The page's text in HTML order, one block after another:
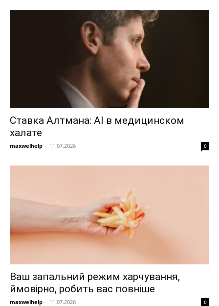
Ставка Алтмана: AI в медицинском
халате
maxwelhelp - 11.07.2026 0
Ваш запальний режим харчування,
ймовірно, робить вас повніше
maxwelhelp - 11.07.2026 0